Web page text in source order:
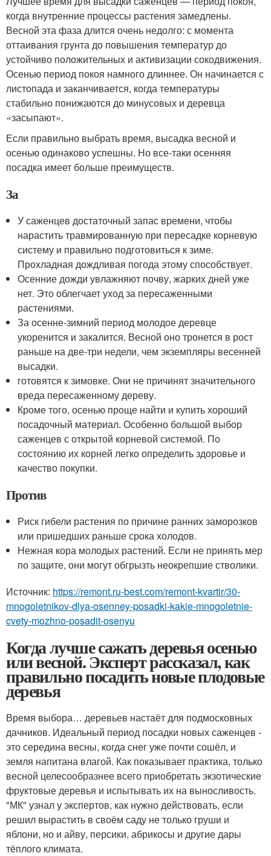
когда внутренние процессы растения замедлены.
Весной эта фаза длится очень недолго: с момента
оттаивания грунта до повышения температур до
устойчиво положительных и активизации сокодвижения.
Осенью период покоя намного длиннее. Он начинается с
листопада и заканчивается, когда температуры
стабильно понижаются до минусовых и деревца
«засыпают».
Если правильно выбрать время, высадка весной и
осенью одинаково успешны. Но все-таки осенняя
посадка имеет больше преимуществ.
За
У саженцев достаточный запас времени, чтобы
нарастить травмированную при пересадке корневую
систему и правильно подготовиться к зиме.
Прохладная дождливая погода этому способствует.
Осенние дожди увлажняют почву, жарких дней уже
нет. Это облегчает уход за пересаженными
растениями.
За осенне-зимний период молодое деревце
укоренится и закалится. Весной оно тронется в рост
раньше на две-три недели, чем экземпляры весенней
высадки.
готовятся к зимовке. Они не причинят значительного
вреда пересаженному дереву.
Кроме того, осенью проще найти и купить хороший
посадочный материал. Особенно большой выбор
саженцев с открытой корневой системой. По
состоянию их корней легко определить здоровье и
качество покупки.
Против
Риск гибели растения по причине ранних заморозков
или пришедших раньше срока холодов.
Нежная кора молодых растений. Если не принять мер
по защите, они могут обгрызть неокрепшие стволики.
Источник: https://remont.ru-best.com/remont-kvartir/30-
mnogoletnikov-dlya-osenney-posadki-kakie-mnogoletnie-
cvety-mozhno-posadit-osenyu
Когда лучше сажать деревья осенью
или весной. Эксперт рассказал, как
правильно посадить новые плодовые
деревья
Время выбора… деревьев настаёт для подмосковных
дачников. Идеальный период посадки новых саженцев -
это середина весны, когда снег уже почти сошёл, и
земля напитана влагой. Как показывает практика, только
весной целесообразнее всего приобретать экзотические
фруктовые деревья и испытывать их на выносливость.
"МК" узнал у экспертов, как нужно действовать, если
решил вырастить в своём саду не только груши и
яблони, но и айву, персики, абрикосы и другие дары
тёплого климата.